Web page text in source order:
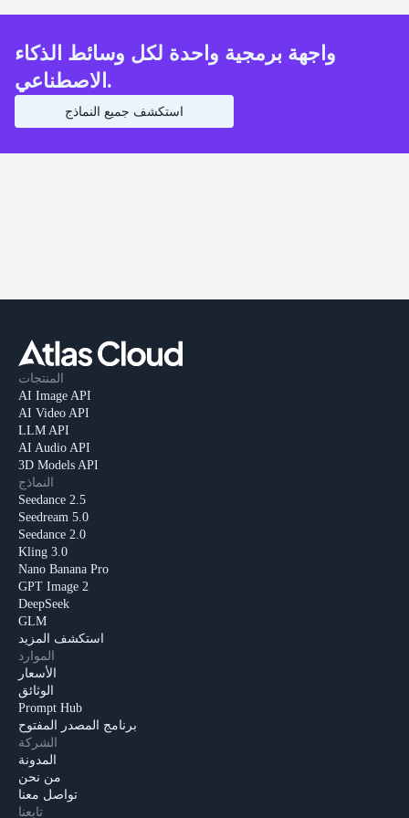
واجهة برمجية واحدة لكل وسائط الذكاء
الاصطناعي.
استكشف جميع النماذج
المنتجات
AI Image API
AI Video API
LLM API
AI Audio API
3D Models API
النماذج
Seedance 2.5
Seedream 5.0
Seedance 2.0
Kling 3.0
Nano Banana Pro
GPT Image 2
DeepSeek
GLM
استكشف المزيد
الموارد
الأسعار
الوثائق
Prompt Hub
برنامج المصدر المفتوح
الشركة
المدونة
من نحن
تواصل معنا
تابعنا